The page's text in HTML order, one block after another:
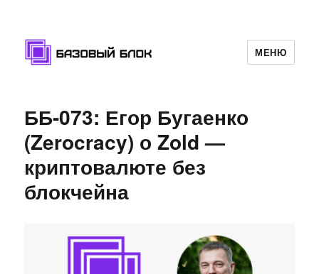
МЕНЮ
ББ-073: Егор Бугаенко
(Zerocracy) о Zold —
криптовалюте без
блокчейна